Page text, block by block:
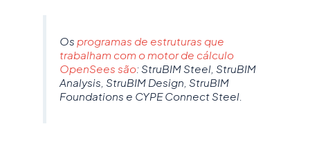
Os programas de estruturas que
trabalham com o motor de cálculo
OpenSees são: StruBIM Steel, StruBIM
Analysis, StruBIM Design, StruBIM
Foundations e CYPE Connect Steel.